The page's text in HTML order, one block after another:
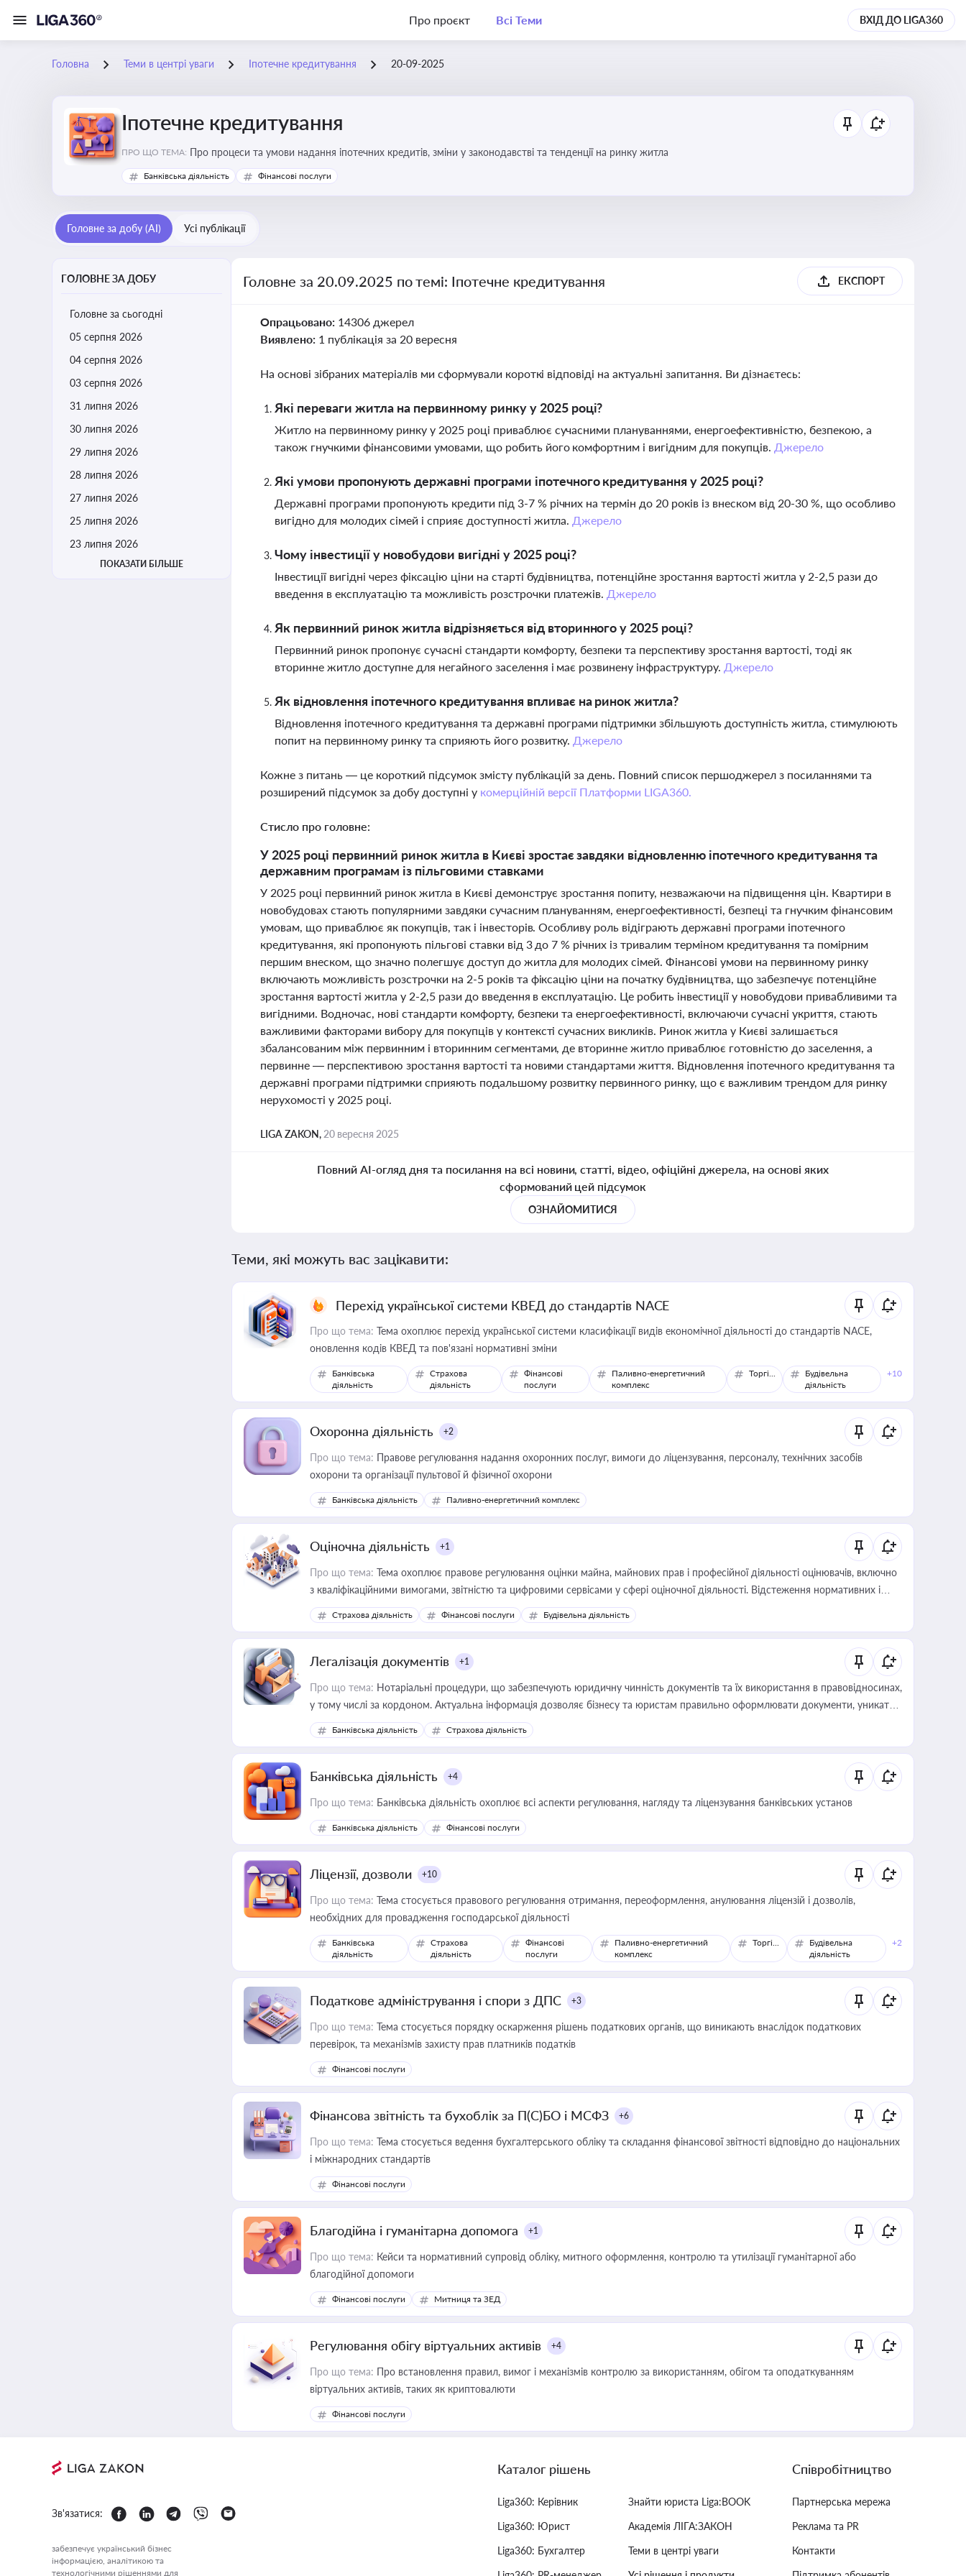
Про проєкт Всі Теми ВХІД ДО LIGA360
Головна Теми в центрі уваги Іпотечне кредитування 20-09-2025
Іпотечне кредитування
ПРО ЩО ТЕМА: Про процеси та умови надання іпотечних кредитів, зміни у законодавстві та тенденції на ринку житла
Банківська діяльність Фінансові послуги
Головне за добу (AI) Усі публікації
ГОЛОВНЕ ЗА ДОБУ
Головне за сьогодні
05 серпня 2026
04 серпня 2026
03 серпня 2026
31 липня 2026
30 липня 2026
29 липня 2026
28 липня 2026
27 липня 2026
25 липня 2026
23 липня 2026
ПОКАЗАТИ БІЛЬШЕ
Головне за 20.09.2025 по темі: Іпотечне кредитування ЕКСПОРТ
Опрацьовано: 14306 джерел
Виявлено: 1 публікація за 20 вересня
На основі зібраних матеріалів ми сформували короткі відповіді на актуальні запитання. Ви дізнаєтесь:
Які переваги житла на первинному ринку у 2025 році?
Житло на первинному ринку у 2025 році приваблює сучасними плануваннями, енергоефективністю, безпекою, а
також гнучкими фінансовими умовами, що робить його комфортним і вигідним для покупців. Джерело
Які умови пропонують державні програми іпотечного кредитування у 2025 році?
Державні програми пропонують кредити під 3-7 % річних на термін до 20 років із внеском від 20-30 %, що особливо
вигідно для молодих сімей і сприяє доступності житла. Джерело
Чому інвестиції у новобудови вигідні у 2025 році?
Інвестиції вигідні через фіксацію ціни на старті будівництва, потенційне зростання вартості житла у 2-2,5 рази до
введення в експлуатацію та можливість розстрочки платежів. Джерело
Як первинний ринок житла відрізняється від вторинного у 2025 році?
Первинний ринок пропонує сучасні стандарти комфорту, безпеки та перспективу зростання вартості, тоді як
вторинне житло доступне для негайного заселення і має розвинену інфраструктуру. Джерело
Як відновлення іпотечного кредитування впливає на ринок житла?
Відновлення іпотечного кредитування та державні програми підтримки збільшують доступність житла, стимулюють
попит на первинному ринку та сприяють його розвитку. Джерело
Кожне з питань — це короткий підсумок змісту публікацій за день. Повний список першоджерел з посиланнями та
розширений підсумок за добу доступні у комерційній версії Платформи LIGA360.
Стисло про головне:
У 2025 році первинний ринок житла в Києві зростає завдяки відновленню іпотечного кредитування та
державним програмам із пільговими ставками
У 2025 році первинний ринок житла в Києві демонструє зростання попиту, незважаючи на підвищення цін. Квартири в
новобудовах стають популярними завдяки сучасним плануванням, енергоефективності, безпеці та гнучким фінансовим
умовам, що приваблює як покупців, так і інвесторів. Особливу роль відіграють державні програми іпотечного
кредитування, які пропонують пільгові ставки від 3 до 7 % річних із тривалим терміном кредитування та помірним
першим внеском, що значно полегшує доступ до житла для молодих сімей. Фінансові умови на первинному ринку
включають можливість розстрочки на 2-5 років та фіксацію ціни на початку будівництва, що забезпечує потенційне
зростання вартості житла у 2-2,5 рази до введення в експлуатацію. Це робить інвестиції у новобудови привабливими та
вигідними. Водночас, нові стандарти комфорту, безпеки та енергоефективності, включаючи сучасні укриття, стають
важливими факторами вибору для покупців у контексті сучасних викликів. Ринок житла у Києві залишається
збалансованим між первинним і вторинним сегментами, де вторинне житло приваблює готовністю до заселення, а
первинне — перспективою зростання вартості та новими стандартами життя. Відновлення іпотечного кредитування та
державні програми підтримки сприяють подальшому розвитку первинного ринку, що є важливим трендом для ринку
нерухомості у 2025 році.
LIGA ZAKON, 20 вересня 2025
Повний AI-огляд дня та посилання на всі новини, статті, відео, офіційні джерела, на основі яких
сформований цей підсумок
ОЗНАЙОМИТИСЯ
Теми, які можуть вас зацікавити:
Перехід української системи КВЕД до стандартів NACE
Про що тема: Тема охоплює перехід української системи класифікації видів економічної діяльності до стандартів NACE,
оновлення кодів КВЕД та пов'язані нормативні зміни
Банківська
діяльність
Страхова
діяльність
Фінансові
послуги
Паливно-енергетичний
комплекс
Торгівля
Будівельна
діяльність
+10
Охоронна діяльність +2
Про що тема: Правове регулювання надання охоронних послуг, вимоги до ліцензування, персоналу, технічних засобів
охорони та організації пультової й фізичної охорони
Банківська діяльність Паливно-енергетичний комплекс
Оціночна діяльність +1
Про що тема: Тема охоплює правове регулювання оцінки майна, майнових прав і професійної діяльності оцінювачів, включно
з кваліфікаційними вимогами, звітністю та цифровими сервісами у сфері оціночної діяльності. Відстеження нормативних і
медійних змін у цій сфері корисне для власника бізнесу, керівника, юриста або бухгалтера під час оподаткування,
приватизації, оренди державного майна, корпоративних угод і перевірки статусу суб'єктів оціночної діяльності
Страхова діяльність Фінансові послуги Будівельна діяльність
Легалізація документів +1
Про що тема: Нотаріальні процедури, що забезпечують юридичну чинність документів та їх використання в правовідносинах,
у тому числі за кордоном. Актуальна інформація дозволяє бізнесу та юристам правильно оформлювати документи, уникати
ризиків недійсності та забезпечувати їх належне прийняття органами влади та контрагентами
Банківська діяльність Страхова діяльність
Банківська діяльність +4
Про що тема: Банківська діяльність охоплює всі аспекти регулювання, нагляду та ліцензування банківських установ
Банківська діяльність Фінансові послуги
Ліцензії, дозволи +10
Про що тема: Тема стосується правового регулювання отримання, переоформлення, анулювання ліцензій і дозволів,
необхідних для провадження господарської діяльності
Банківська
діяльність
Страхова
діяльність
Фінансові
послуги
Паливно-енергетичний
комплекс
Торгівля
Будівельна
діяльність
+2
Податкове адміністрування і спори з ДПС +3
Про що тема: Тема стосується порядку оскарження рішень податкових органів, що виникають внаслідок податкових
перевірок, та механізмів захисту прав платників податків
Фінансові послуги
Фінансова звітність та бухоблік за П(С)БО і МСФЗ +6
Про що тема: Тема стосується ведення бухгалтерського обліку та складання фінансової звітності відповідно до національних
і міжнародних стандартів
Фінансові послуги
Благодійна і гуманітарна допомога +1
Про що тема: Кейси та нормативний супровід обліку, митного оформлення, контролю та утилізації гуманітарної або
благодійної допомоги
Фінансові послуги Митниця та ЗЕД
Регулювання обігу віртуальних активів +4
Про що тема: Про встановлення правил, вимог і механізмів контролю за використанням, обігом та оподаткуванням
віртуальних активів, таких як криптовалюти
Фінансові послуги
Зв'язатися:
забезпечує український бізнес
інформацією, аналітикою та
технологічними рішеннями для
Каталог рішень
Liga360: Керівник
Liga360: Юрист
Liga360: Бухгалтер
Знайти юриста Liga:BOOK
Академія ЛІГА:ЗАКОН
Теми в центрі уваги
Співробітництво
Партнерська мережа
Реклама та PR
Контакти